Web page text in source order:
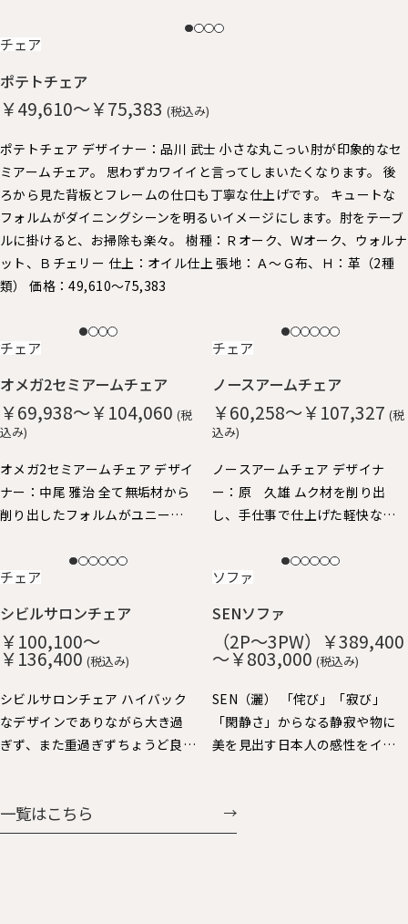
一覧はこちら
NEW
チェア
ポテトチェア
￥49,610～￥75,383 (税込み)
ポテトチェア デザイナー：品川 武士 小さな丸こっい肘が印象的なセ
ミアームチェア。 思わずカワイイと言ってしまいたくなります。 後
ろから見た背板とフレームの仕口も丁寧な仕上げです。 キュートな
フォルムがダイニングシーンを明るいイメージにします。 ​肘をテーブ
ルに掛けると、お掃除も楽々。 樹種：Ｒオーク、Ｗオーク、ウォルナ
ット、Ｂチェリー 仕上：オイル仕上 張地：Ａ～Ｇ布、Ｈ：革（2種
類） 価格：49,610～75,383
NEW
チェア
オメガ2セミアームチェア
￥69,938～￥104,060 (税
込み)
オメガ2セミアームチェア デザイ
ナー：中尾 雅治 全て無垢材から
削り出したフォルムがユニーク
りが優しい手触り。ゆったりと
した座り心地。 身体を包み込む
ようなアームと背、肘掛けはや
す。 肘をテーブルに掛ければ、
お掃除も楽々。 樹種：Ｒオー
ク、Ｗオーク、ウォルナット、Ｂ
チェリー 仕上：オイル仕上 張
地：Ａ～Ｇ布、Ｈ：革（2種類）
NEW
チェア
ノースアームチェア
￥60,258～￥107,327 (税
込み)
ノースアームチェア デザイナ
ー：原 久雄 ムク材を削り出
し、手仕事で仕上げた軽快なイ
な手触りと、ギリギリまで細身に
仕上げたフォルムが特徴で、 ア
ーム先端が手にしっくり馴染
み、ずっと触りたくなる心地よ
さです。 貼り込まれた大きなカ
ーブの背と座もゆったりと身体
を受け止めてくれます。 樹種：
Ｒオーク、Ｗオーク、ウォルナッ
ト、Ｂチェリー 仕上：オイル仕
￥107,327
NEW
チェア
シビルサロンチェア
￥100,100～
￥136,400 (税込み)
シビルサロンチェア ハイバック
なデザインでありながら大き過
ぎず、また重過ぎずちょうど良い
連続する美しさと、すっきりとし
た全体フォルムバランスや座り
NEW
ソファ
SENソファ
（2P～3PW）￥389,400
～￥803,000 (税込み)
SEN（灑） 「侘び」「寂び」
「閑静さ」からなる静寂や物に
美を見出す日本人の感性をイン
静かで大らかなスタイルを提案
します。